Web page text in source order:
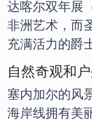
达喀尔双年展
非洲艺术，而
充满活力的爵
自然奇观和
塞内加尔的风
海岸线拥有美